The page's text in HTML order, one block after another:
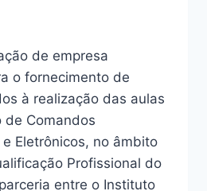
de empresa
o fornecimento de
à realização das aulas
de Comandos
Eletrônicos, no âmbito
Profissional do
entre o Instituto